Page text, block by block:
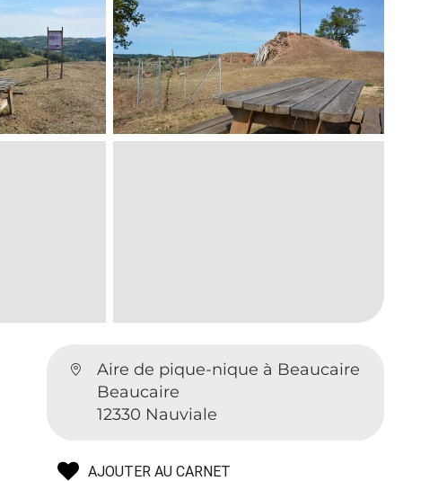
Aire de pique-nique à Beaucaire
Beaucaire
12330 Nauviale
AJOUTER AU CARNET